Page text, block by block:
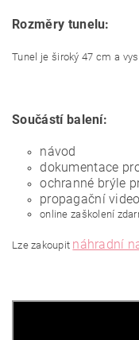
Rozměry tunelu:
Tunel je široký 47 cm a
Součástí balení:
návod
dokumentace
ochranné brýle
propagační
online zaškolení
Lze zakoupit náhradní